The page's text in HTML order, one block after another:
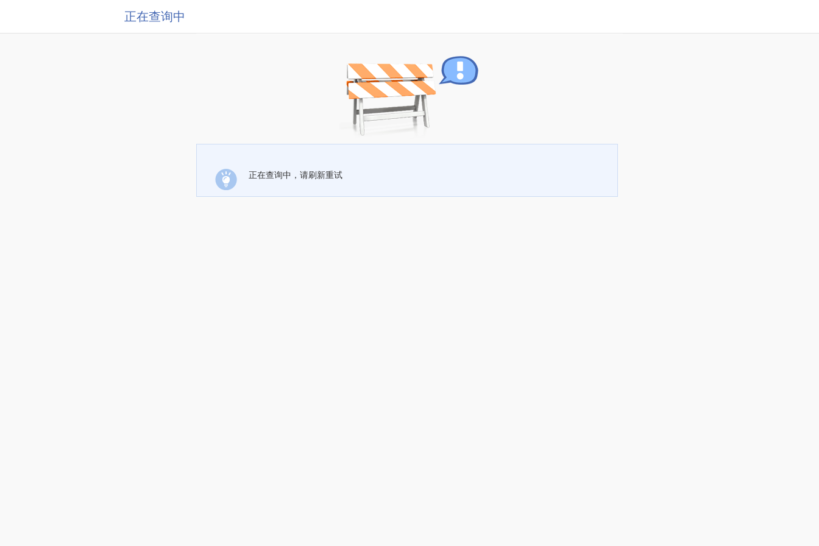
正在查询中
正在查询中，请刷新重试